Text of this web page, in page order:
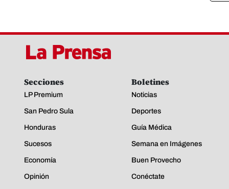
Secciones
LP Premium
San Pedro Sula
Honduras
Sucesos
Economía
Opinión
Boletines
Noticias
Deportes
Guía Médica
Semana en Imágenes
Buen Provecho
Conéctate